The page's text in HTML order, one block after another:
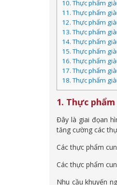
10. Thực phẩm
11. Thực phẩm
12. Thực phẩm
13. Thực phẩm
14. Thực phẩm
15. Thực phẩm
16. Thực phẩm
17. Thực phẩm
18. Thực phẩm
1. Thực
Đây là giai đọan
tăng cường các
Các thực phẩm
Các thực phẩm
Nhu cầu khuyến